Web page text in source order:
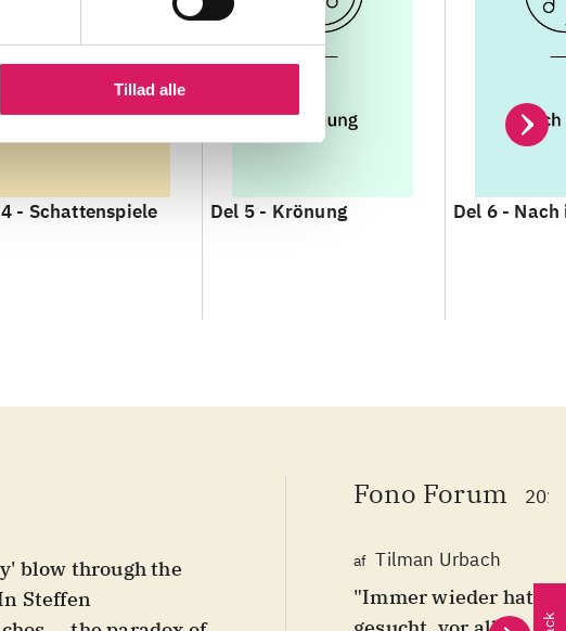
Tillad alle
- Schattenspiele Del 5 - Krönung Del 6 - Nach
blow through the
Steffen
Fono Forum
af Tilman Urbach
"Immer wieder hat